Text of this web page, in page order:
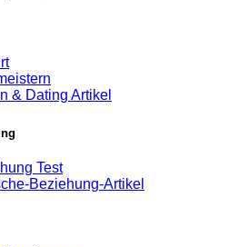
& Dating Artikel
Test
Beziehung-Artikel